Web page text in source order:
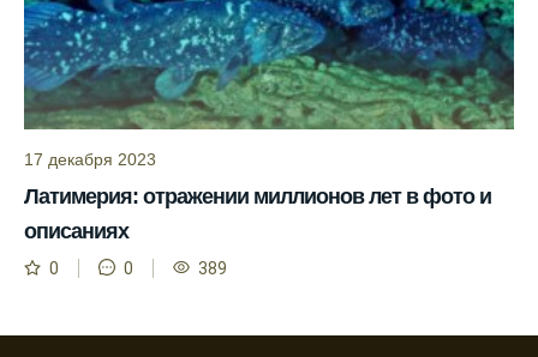
благодаря прогнозу.
Прогноз клева на сайте всегда актуален и
помогает мне выбирать лучшие дни для
рыбалки в Москве и области.
Я скачал приложение и теперь всегда
Рыболовный клуб для любителей активной
ловли предоставляет точные прогнозы
клева.
17 декабря 2023
Латимерия: отражении миллионов лет в фото и
описаниях
0 0 389